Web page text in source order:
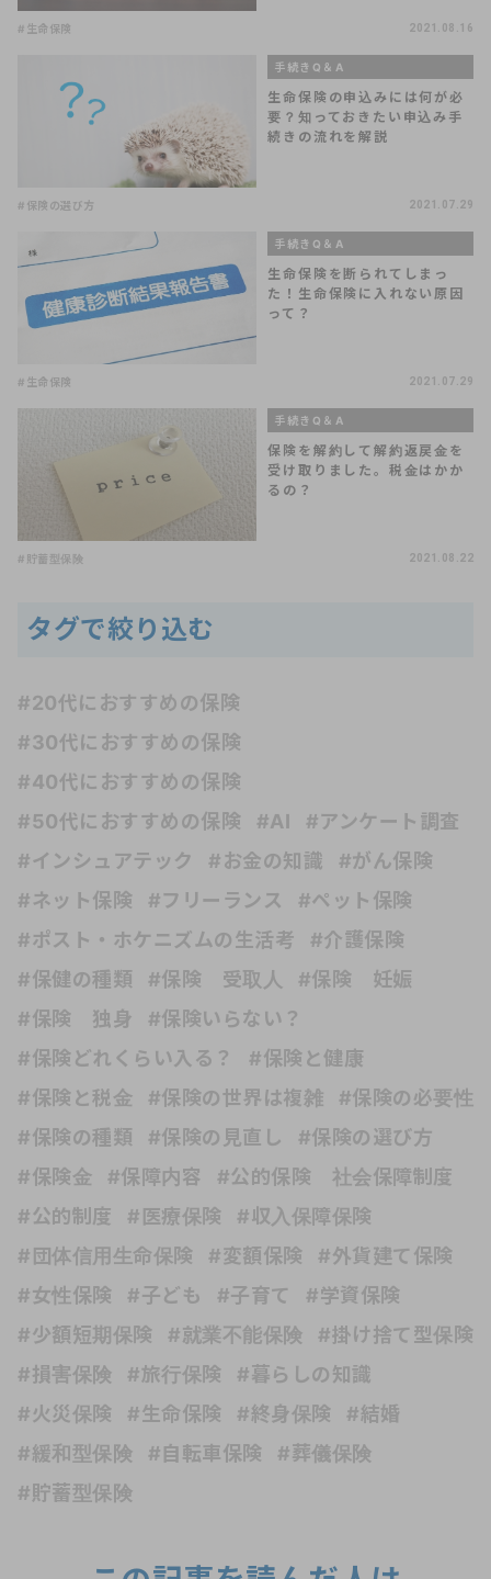
#生命保険 2021.08.16
手続きQ＆A
生命保険の申込みには何が必
要？知っておきたい申込み手
続きの流れを解説
#保険の選び方 2021.07.29
手続きQ＆A
生命保険を断られてしまっ
た！生命保険に入れない原因
って？
#生命保険 2021.07.29
手続きQ＆A
保険を解約して解約返戻金を
受け取りました。税金はかか
るの？
#貯蓄型保険 2021.08.22
タグで絞り込む
#20代におすすめの保険
#30代におすすめの保険
#40代におすすめの保険
#50代におすすめの保険
#AI
#アンケート調査
#インシュアテック
#お金の知識
#がん保険
#ネット保険
#フリーランス
#ペット保険
#ポスト・ホケニズムの生活考
#介護保険
#保健の種類
#保険 受取人
#保険 妊娠
#保険 独身
#保険いらない？
#保険どれくらい入る？
#保険と健康
#保険と税金
#保険の世界は複雑
#保険の必要性
#保険の種類
#保険の見直し
#保険の選び方
#保険金
#保障内容
#公的保険 社会保障制度
#公的制度
#医療保険
#収入保障保険
#団体信用生命保険
#変額保険
#外貨建て保険
#女性保険
#子ども #子育て
#学資保険
#少額短期保険
#就業不能保険
#掛け捨て型保険
#損害保険
#旅行保険
#暮らしの知識
#火災保険
#生命保険 #終身保険
#結婚
#緩和型保険
#自転車保険
#葬儀保険
#貯蓄型保険